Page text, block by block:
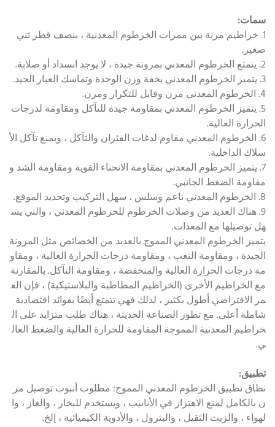
سمات:
1. خراطيم مرنة بين ممرات الخرطوم المعدنية ، بنصف قطر ثني
صغير.
2. يتمتع الخرطوم المعدني بمرونة جيدة ، لا يوجد انسداد أو صلابة.
3. يتميز الخرطوم المعدني بخفة وزن الوحدة وتماسك العيار الجيد.
4. الخرطوم المعدني مرن وقابل للتكرار ومرن.
5. يتميز الخرطوم المعدني بمقاومة جيدة للتآكل ومقاومة لدرجات
الحرارة العالية.
6. الخرطوم المعدني مقاوم لدغات الفئران والتآكل ، ويمنع تآكل الأ
سلاك الداخلية.
7. يتميز الخرطوم المعدني بمقاومة الانحناء القوية ومقاومة الشد و
مقاومة الضغط الجانبي.
8. الخرطوم المعدني ناعم وسلس ، سهل التركيب وتحديد الموقع.
9. هناك العديد من وصلات الخرطوم للخرطوم المعدني ، والتي يس
هل توصيلها مع المعدات.
يتميز الخرطوم المعدني المموج بالعديد من الخصائص مثل المرونة
الجيدة ، ومقاومة التعب ، ومقاومة درجات الحرارة العالية ، ومقاو
مة درجات الحرارة العالية والمنخفضة ، ومقاومة التآكل. بالمقارنة
مع الخراطيم الأخرى (الخراطيم المطاطية والبلاستيكية) ، فإن الع
مر الافتراضي أطول بكثير ، لذلك فهي تتمتع أيضًا بفوائد اقتصادية
شاملة أعلى. مع تطور الصناعة الحديثة ، هناك طلب متزايد على ال
خراطيم المعدنية المموجة المقاومة للحرارة العالية والضغط العال
ي.
تطبيق:
نطاق تطبيق الخرطوم المعدني المموج: مطلوب أنبوب توصيل مر
ن بالكامل لمنع الاهتزاز في الأنابيب ، ويستخدم للبخار ، والغاز ، وا
لهواء ، والزيت الثقيل ، والبترول ، والأدوية الكيميائية ، إلخ.